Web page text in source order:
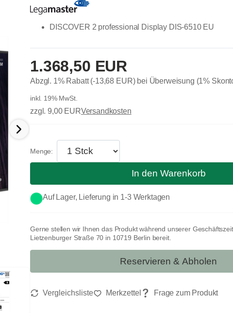
DISCOVER 2 professional Display DIS-6510 EU
1.368,50 EUR
Abzgl. 1% Rabatt (-13,68 EUR) bei Überweisung (1%
inkl. 19% MwSt.
zzgl. 9,00 EURVersandkosten
Gerne stellen wir Ihnen das Produkt während unserer
Lietzenburger Straße 70 in 10719 Berlin bereit.
Reservieren & Abholen
Auf Lager, Lieferung in 1-3 Werktagen
In den Warenkorb